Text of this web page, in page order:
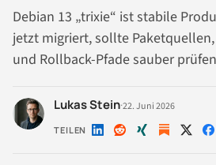
Debian 13 „trixie“ ist stabile
jetzt migriert, sollte
und Rollback-Pfade sauber
Lukas Stein·22. Juni 2026
TEILEN Auf Auf Auf Auf Auf